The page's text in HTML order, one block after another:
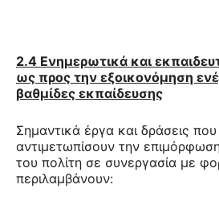
2.4 Ενημερωτικά και
ως προς την εξοικονόμηση
βαθμίδες εκπαίδευσης
Σημαντικά έργα και δράσεις
αντιμετωπίσουν την
του πολίτη σε συνεργασία με
περιλαμβάνουν: